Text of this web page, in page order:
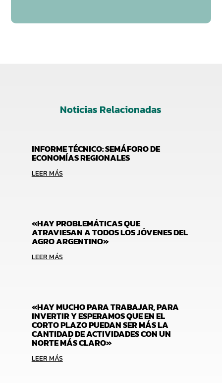
Noticias Relacionadas
INFORME TÉCNICO: SEMÁFORO DE
ECONOMÍAS REGIONALES
LEER MÁS
«HAY PROBLEMÁTICAS QUE
ATRAVIESAN A TODOS LOS JÓVENES DEL
AGRO ARGENTINO»
LEER MÁS
«HAY MUCHO PARA TRABAJAR, PARA
INVERTIR Y ESPERAMOS QUE EN EL
CORTO PLAZO PUEDAN SER MÁS LA
CANTIDAD DE ACTIVIDADES CON UN
NORTE MÁS CLARO»
LEER MÁS